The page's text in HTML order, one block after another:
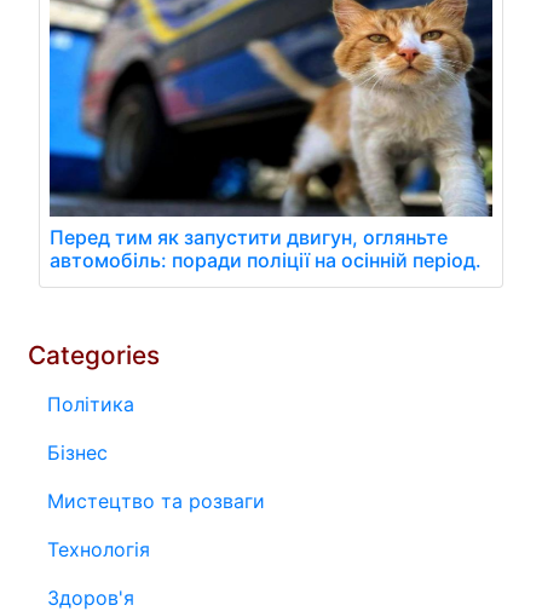
Перед тим як запустити двигун, огляньте
автомобіль: поради поліції на осінній період.
Categories
Політика
Бізнес
Мистецтво та розваги
Технологія
Здоров'я